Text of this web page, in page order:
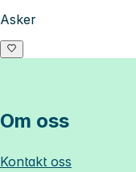
Asker
Om oss
Kontakt oss